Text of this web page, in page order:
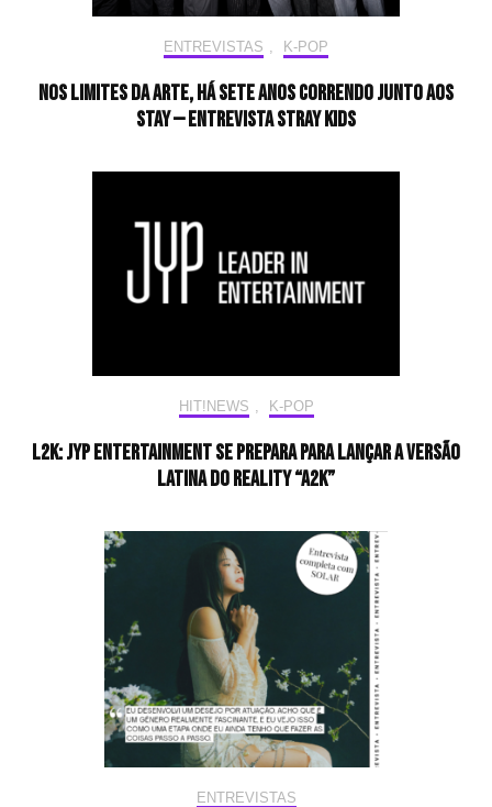
ENTREVISTAS K-POP
Nos limites da arte, há sete anos correndo junto aos
STAY — Entrevista Stray Kids
HIT!NEWS , K-POP
L2K: JYP Entertainment se prepara para lançar a versão
latina do reality “A2K”
ENTREVISTAS